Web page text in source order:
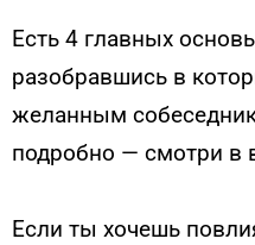
Есть 4 главных
разобравшись в
желанным
подробно — смотри в
Если ты хочешь